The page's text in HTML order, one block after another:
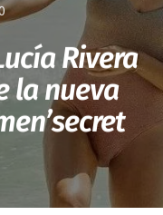
Rivera
la nueva